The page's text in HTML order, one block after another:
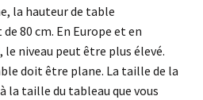
la hauteur de table
80 cm. En Europe et en
le niveau peut être plus élevé.
doit être plane. La taille de la
la taille du tableau que vous